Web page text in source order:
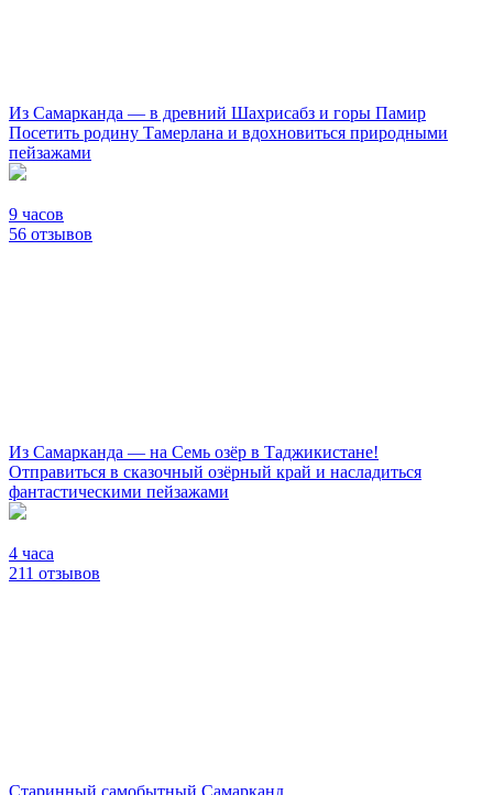
Из Самарканда — в древний Шахрисабз и горы Памир
Посетить родину Тамерлана и вдохновиться природными
пейзажами
9 часов
56 отзывов
Из Самарканда — на Семь озёр в Таджикистане!
Отправиться в сказочный озёрный край и насладиться
фантастическими пейзажами
4 часа
211 отзывов
Старинный самобытный Самарканд